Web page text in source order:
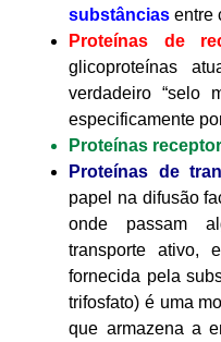
substâncias entre
Proteínas de
glicoproteínas
verdadeiro “selo
especificamente
Proteínas
Proteínas de
papel na difusão
onde passam
transporte ativo,
fornecida pela
trifosfato) é uma
que armazena a